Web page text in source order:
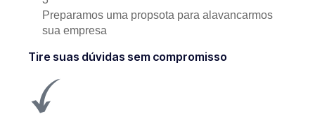
Preparamos uma propsota para alavancarmos
sua empresa
Tire suas dúvidas sem compromisso